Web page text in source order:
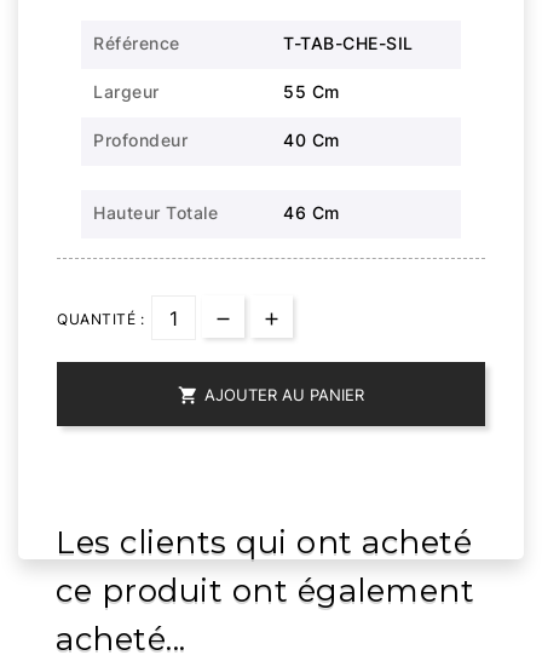
Référence T-TAB-CHE-SIL
Largeur 55 Cm
Profondeur 40 Cm
Hauteur Totale 46 Cm
QUANTITÉ :
 AJOUTER AU PANIER
Les clients qui ont acheté
ce produit ont également
acheté...